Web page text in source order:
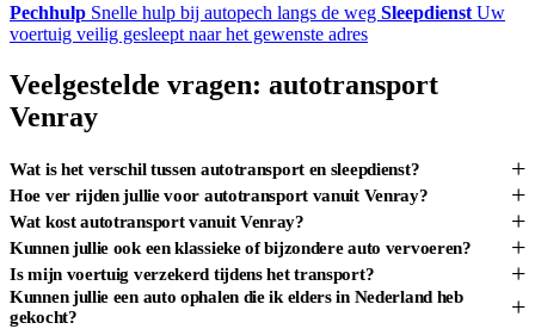
Pechhulp Snelle hulp bij autopech langs de weg Sleepdienst Uw
voertuig veilig gesleept naar het gewenste adres
Veelgestelde vragen: autotransport
Venray
Wat is het verschil tussen autotransport en sleepdienst? +
Hoe ver rijden jullie voor autotransport vanuit Venray? +
Wat kost autotransport vanuit Venray? +
Kunnen jullie ook een klassieke of bijzondere auto vervoeren? +
Is mijn voertuig verzekerd tijdens het transport? +
Kunnen jullie een auto ophalen die ik elders in Nederland heb
gekocht?
+